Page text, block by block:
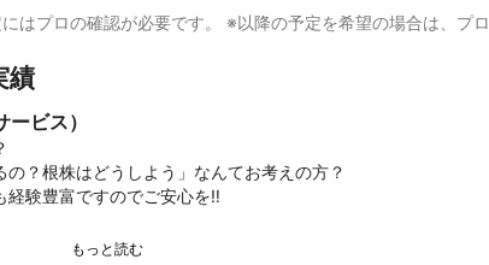
はプロの確認が必要です。 ※以降の予定を希望の場合は、プロ
績
ビス）
の？根株はどうしよう」なんてお考えの方？
経験豊富ですのでご安心を‼︎